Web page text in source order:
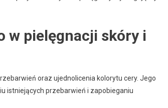
w pielęgnacji skóry i
oraz ujednolicenia kolorytu cery. Jego
istniejących przebarwień i zapobieganiu